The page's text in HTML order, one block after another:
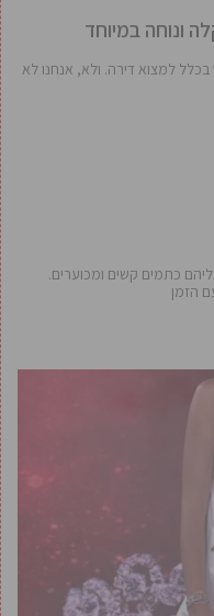
ונוחה במיוחד
למצוא דירה. ולא, אנחנו לא
כתמים קשים ומכוערים.
הזמן